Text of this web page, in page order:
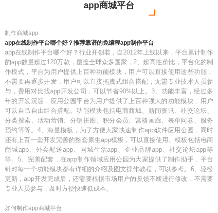
app商城平台
制作商城app
app在线制作平台哪个好？推荐靠谱的免编程app制作平台
app在线制作平台哪个好？行业开创着，自2012年上线以来，平台累计制作
的app数量超过120万款，覆盖全球众多国家，2、超高性价比，平台化的制
作模式，平台为用户提供上百种功能模块，用户可以直接使用这些功能，
不需要再逐步开发，用户可以直接拖拽式组合搭配，无需专业技术人员参
与，费用对比找app开发公司，可以节省90%以上。3、功能丰富，经过多
年的开发沉淀，应用公园平台为用户提供了上百种强大的功能模块，用户
可以自己自由组合搭配。功能模块包括电商商城、新闻资讯、社交论坛、
分类搜索、活动营销、分销拼图、积分会员、宫格画廊、表单问卷、服务
预约等等。4、海量模板，为了方便大家快速制作app软件应用公园，同时
还有上百一套开发完善的整套原生app模板，可以直接使用。模板包括电商
商城app、外卖配送app、同城生活app、企业品牌app、社交论坛app等
等。5、完善配套，在app制作领域应用公园为大家提供了制作助手，平台
针对每一个功能模块都有详细的介绍及图文操作教程，可以参考。6、轻松
更新，app开发完成后，还需要根据市场用户的反馈不断进行修改，不需要
专业人员参与，及时方便快速低成本。
如何制作app商城平台